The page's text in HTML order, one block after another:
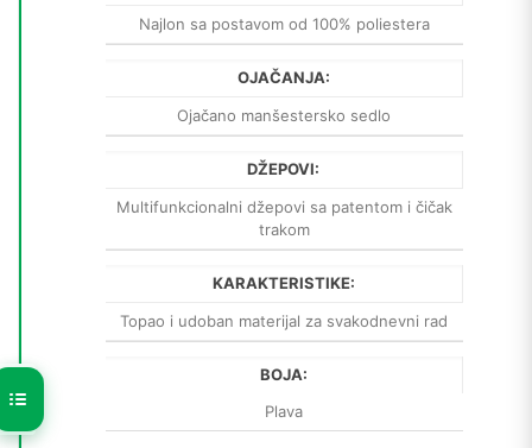
Najlon sa postavom od 100% poliestera
OJAČANJA:
Ojačano manšestersko sedlo
DŽEPOVI:
Multifunkcionalni džepovi sa patentom i čičak
trakom
KARAKTERISTIKE:
Topao i udoban materijal za svakodnevni rad
BOJA:
Plava